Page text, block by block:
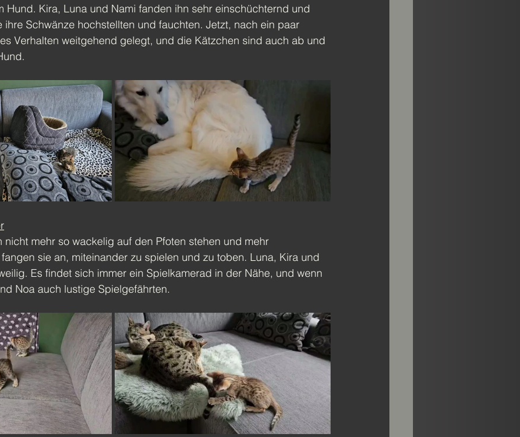
Hund. Kira, Luna und Nami fanden ihn sehr einschüchternd und
ihre Schwänze hochstellten und fauchten. Jetzt, nach ein paar
Verhalten weitgehend gelegt, und die Kätzchen sind auch ab und
nicht mehr so wackelig auf den Pfoten stehen und mehr
sie an, miteinander zu spielen und zu toben. Luna, Kira und
Es findet sich immer ein Spielkamerad in der Nähe, und wenn
Noa auch lustige Spielgefährten.